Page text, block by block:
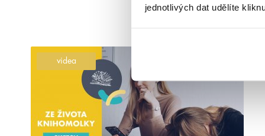
jednotlivých dat udělíte
videa